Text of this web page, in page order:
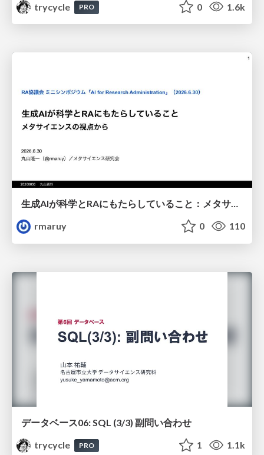
trycycle
PRO 0 1.6k
生成AIが科学とRAにもたらしていること：メタサイエンスの視点から
rmaruy
0 110
データベース06: SQL (3/3) 副問い合わせ
trycycle
PRO 1 1.1k